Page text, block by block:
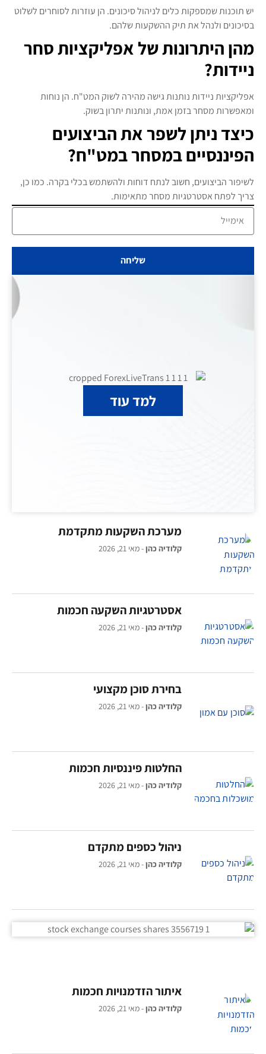
שליחה
למד עוד
מערכת השקעות מתקדמת
קלודיה כהן מאי 21, 2026
אסטרטגיות השקעה חכמות
קלודיה כהן מאי 21, 2026
בחירת סוכן מקצועי
קלודיה כהן מאי 21, 2026
החלטות פיננסיות חכמות
קלודיה כהן מאי 21, 2026
ניהול כספים מתקדם
קלודיה כהן מאי 21, 2026
איתור הזדמנויות חכמות
קלודיה כהן מאי 21, 2026
יש תוכנות שמספקות כלים לניהול סיכונים. הן עוזרות לסוחרים לשלוט
בסיכונים ולנהל את תיק ההשקעות שלהם.
מהן היתרונות של אפליקציות סחר
ניידות?
אפליקציות ניידות נותנות גישה מהירה לשוק המט"ח. הן נוחות
ומאפשרות מסחר בזמן אמת, ונותנות יתרון בשוק.
כיצד ניתן לשפר את הביצועים
הפיננסיים במסחר במט"ח?
לשיפור הביצועים, חשוב לנתח דוחות ולהשתמש בכלי בקרה. כמו כן,
צריך לפתח אסטרטגיות מסחר מתאימות.